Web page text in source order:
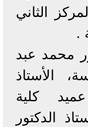
الثاني
.
محمد عبد
الأستاذ
كلية
الدكتور